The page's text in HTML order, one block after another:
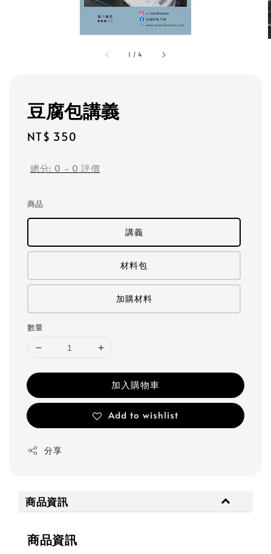
1 /4
豆腐包講義
Regular
NT$ 350
總分: 0 - 0 評價
商品
講義
材料包
加購材料
數量
加入購物車
Add to wishlist
分享
商品資訊
商品資訊